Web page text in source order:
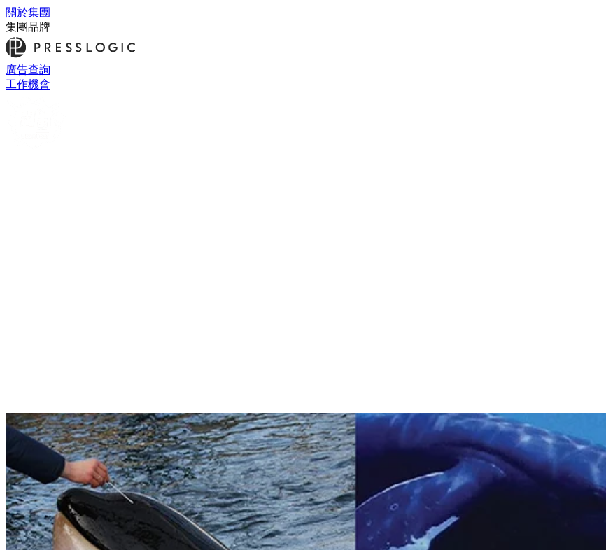
關於集團
集團品牌
廣告查詢
工作機會